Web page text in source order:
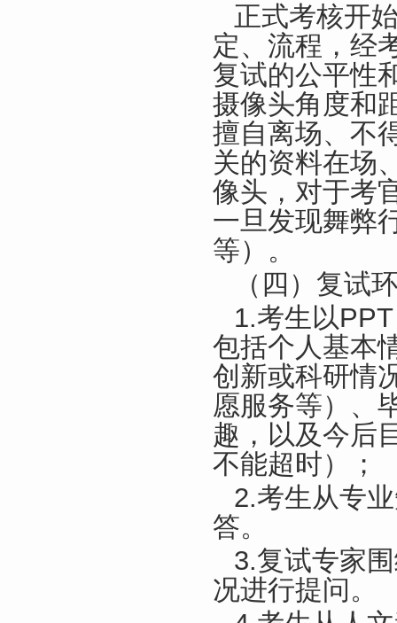
正式考核开
定、流程，经
复试的公平性
摄像头角度和
擅自离场、不
关的资料在场
像头，对于考
一旦发现舞弊
等）。
（四）复试
1.考生以
包括个人基本
创新或科研情
愿服务等）、
趣，以及今后
不能超时）；
2.考生从专
答。
3.复试专家
况进行提问。